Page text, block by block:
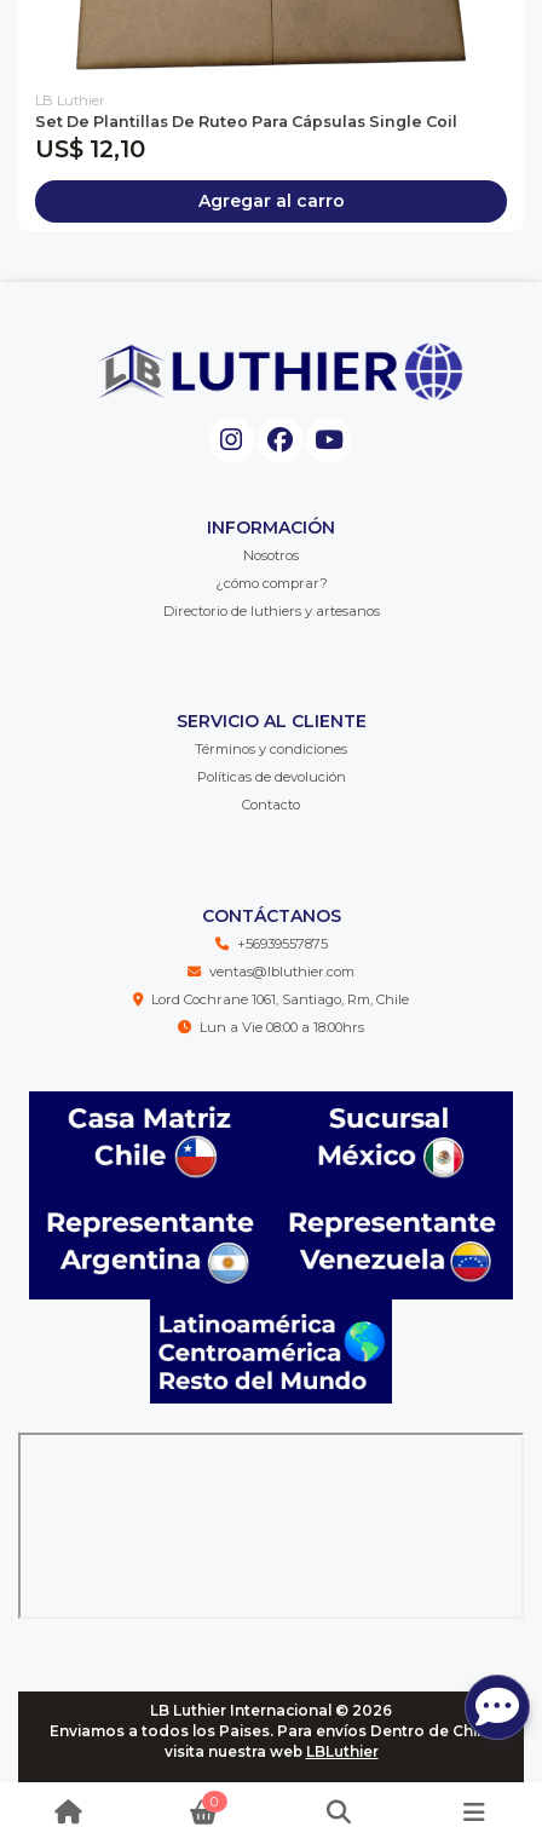
LB Luthier
Set De Plantillas De Ruteo Para Cápsulas Single Coil
US$ 12,10
Agregar al carro
INFORMACIÓN
Nosotros
¿cómo comprar?
Directorio de luthiers y artesanos
SERVICIO AL CLIENTE
Términos y condiciones
Políticas de devolución
Contacto
CONTÁCTANOS
+56939557875
ventas@lbluthier.com
Lord Cochrane 1061, Santiago, Rm, Chile
Lun a Vie 08:00 a 18:00hrs
LB Luthier Internacional © 2026
Enviamos a todos los Paises. Para envíos Dentro de Chile,
visita nuestra web LBLuthier
0